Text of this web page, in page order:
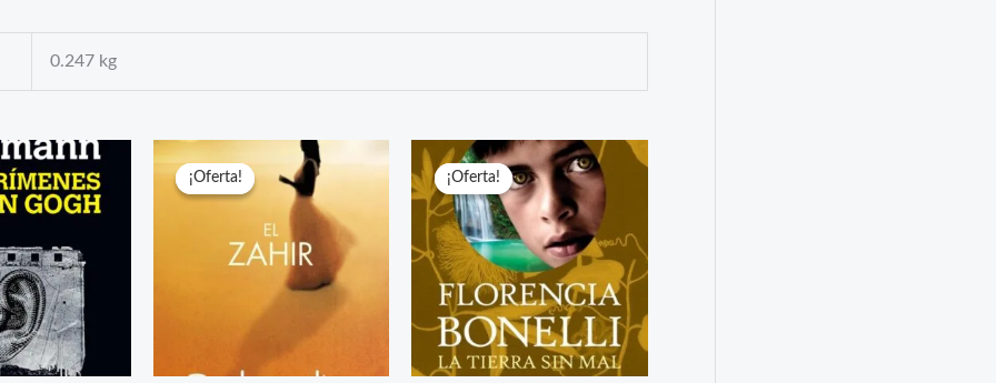
0.247 kg
¡Oferta!
¡Oferta! ¡Oferta!
¡Oferta!